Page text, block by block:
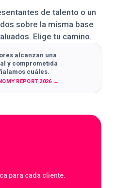
de talento o un
sobre la misma base
Elige tu camino.
alcanzan una
y comprometida
cuáles.
REPORT 2026→
para cada cliente.